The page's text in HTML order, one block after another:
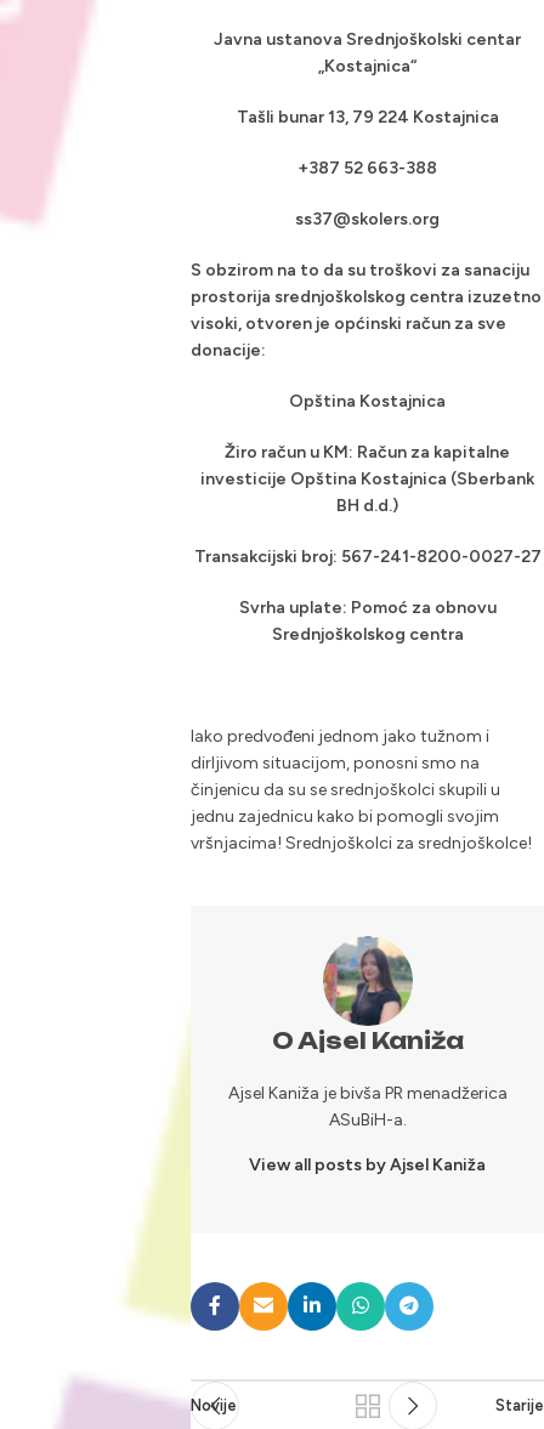
Javna ustanova Srednjoškolski centar
„Kostajnica“
Tašli bunar 13, 79 224 Kostajnica
+387 52 663-388
ss37@skolers.org
S obzirom na to da su troškovi za sanaciju
prostorija srednjoškolskog centra izuzetno
visoki, otvoren je općinski račun za sve
donacije:
Opština Kostajnica
Žiro račun u KM: Račun za kapitalne
investicije Opština Kostajnica (Sberbank
BH d.d.)
Transakcijski broj: 567-241-8200-0027-27
Svrha uplate: Pomoć za obnovu
Srednjoškolskog centra
Iako predvođeni jednom jako tužnom i
dirljivom situacijom, ponosni smo na
činjenicu da su se srednjoškolci skupili u
jednu zajednicu kako bi pomogli svojim
vršnjacima! Srednjoškolci za srednjoškolce!
O Ajsel Kaniža
Ajsel Kaniža je bivša PR menadžerica
ASuBiH-a.
View all posts by Ajsel Kaniža
Novije Starije